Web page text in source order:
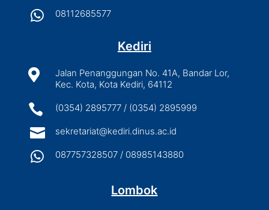
 08112685577
Kediri

Jalan Penanggungan No. 41A, Bandar Lor,
Kec. Kota, Kota Kediri, 64112
 (0354) 2895777 / (0354) 2895999
 sekretariat@kediri.dinus.ac.id
 087757328507 / 08985143880
Lombok